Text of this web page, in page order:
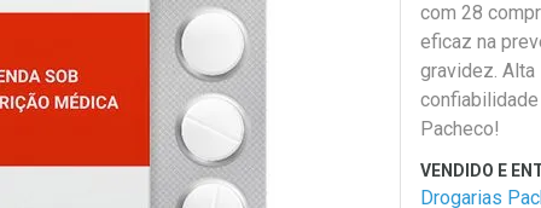
com 28
eficaz na
gravidez. Alta
Pacheco!
Drogarias